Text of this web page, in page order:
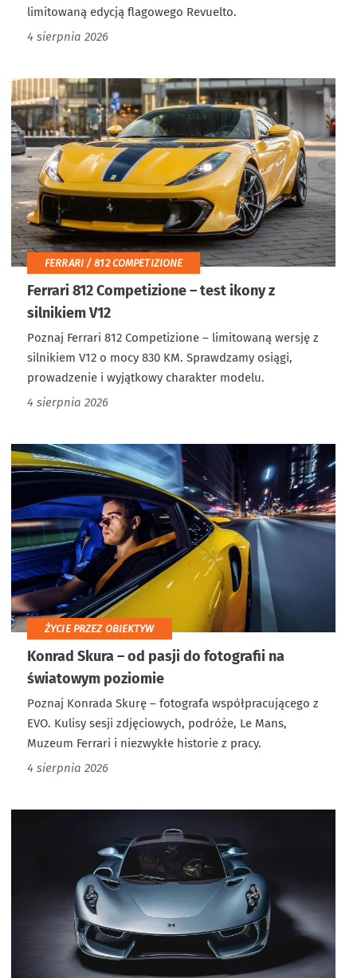
limitowaną edycją flagowego Revuelto.
4 sierpnia 2026
FERRARI / 812 COMPETIZIONE
Ferrari 812 Competizione – test ikony z
silnikiem V12
Poznaj Ferrari 812 Competizione – limitowaną wersję z
silnikiem V12 o mocy 830 KM. Sprawdzamy osiągi,
prowadzenie i wyjątkowy charakter modelu.
4 sierpnia 2026
ŻYCIE PRZEZ OBIEKTYW
Konrad Skura – od pasji do fotografii na
światowym poziomie
Poznaj Konrada Skurę – fotografa współpracującego z
EVO. Kulisy sesji zdjęciowych, podróże, Le Mans,
Muzeum Ferrari i niezwykłe historie z pracy.
4 sierpnia 2026